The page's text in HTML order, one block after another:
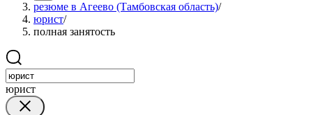
резюме в Агеево (Тамбовская область)/
юрист/
полная занятость
юрист